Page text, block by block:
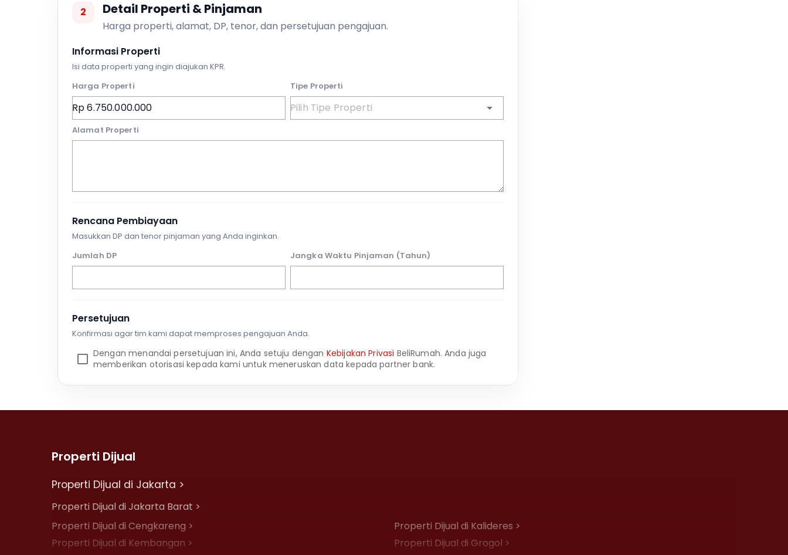
2 Detail Properti & Pinjaman
Harga properti, alamat, DP, tenor, dan persetujuan pengajuan.
Informasi Properti
Isi data properti yang ingin diajukan KPR.
Harga Properti
Tipe Properti
Alamat Properti
Rencana Pembiayaan
Masukkan DP dan tenor pinjaman yang Anda inginkan.
Jumlah DP
Jangka Waktu Pinjaman (Tahun)
Persetujuan
Konfirmasi agar tim kami dapat memproses pengajuan Anda.
Dengan menandai persetujuan ini, Anda setuju dengan Kebijakan Privasi BeliRumah. Anda juga
memberikan otorisasi kepada kami untuk meneruskan data kepada partner bank.
Properti Dijual
Properti Dijual di Jakarta >
Properti Dijual di Jakarta Barat >
Properti Dijual di Cengkareng >
Properti Dijual di Kalideres >
Properti Dijual di Kembangan >
Properti Dijual di Grogol >